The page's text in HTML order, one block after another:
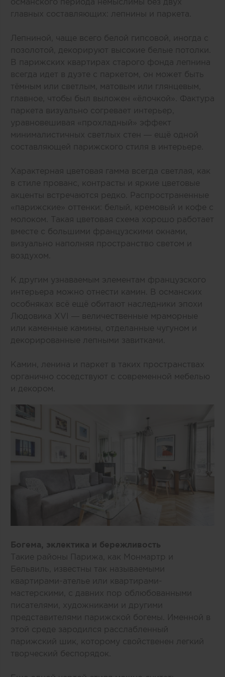
главных составляющих: лепнины и паркета.
Лепниной, чаще всего белой гипсовой, иногда с
позолотой, декорируют высокие белые потолки.
В парижских квартирах старого фонда лепнина
всегда идет в дуэте с паркетом, он может быть
тёмным или светлым, матовым или глянцевым,
главное, чтобы был выложен «‎ёлочкой». Фактура
паркета визуально согревает интерьер,
уравновешивая «‎прохладный» эффект
минималистичных светлых стен — ещё одной
составляющей парижского стиля в интерьере.
Характерная цветовая гамма всегда светлая, как
в стиле прованс, контрасты и яркие цветовые
акценты встречаются редко. Распространенные
«‎парижские» оттенки: белый, кремовый и кофе с
молоком. Такая цветовая схема хорошо работает
вместе с большими французскими окнами,
визуально наполняя пространство светом и
воздухом.
К другим узнаваемым элементам французского
интерьера можно отнести камин. В османских
особняках всё ещё обитают наследники эпохи
Людовика XVI — величественные мраморные
или каменные камины, отделанные чугуном и
декорированные лепными завитками.
Камин, ленина и паркет в таких пространствах
органично соседствуют с современной мебелью
и декором.
Богема, эклектика и бережливость
Такие районы Парижа, как Монмартр и
Бельвиль, известны так называемыми
квартирами-ателье или квартирами-
мастерскими, с давних пор облюбованными
писателями, художниками и другими
представителями парижской богемы. Именной в
этой среде зародился расслабленный
парижский шик, которому свойственен легкий
творческий беспорядок.